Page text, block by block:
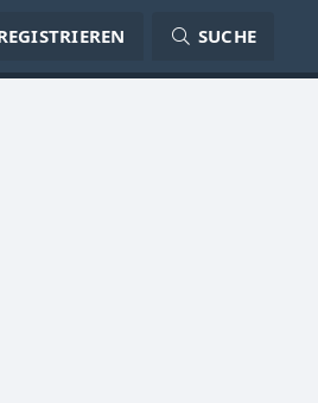
SUCHE